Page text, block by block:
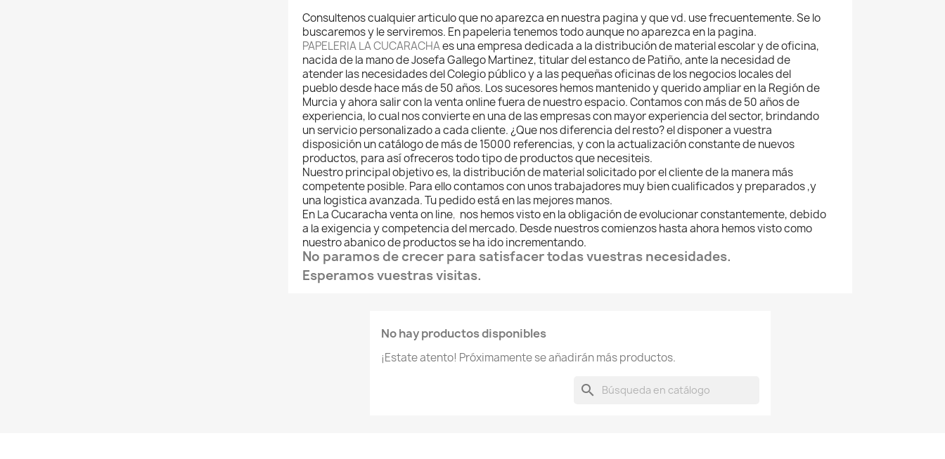
Consultenos cualquier articulo que no aparezca en nuestra pagina y que vd. use frecuentemente. Se lo
buscaremos y le serviremos. En papeleria tenemos todo aunque no aparezca en la pagina.
PAPELERIA LA CUCARACHAes una empresa dedicada a la distribución de material escolar y de oficina,
nacida de la mano de Josefa Gallego Martinez, titular del estanco de Patiño, ante la necesidad de
atender las necesidades del Colegio público y a las pequeñas oficinas de los negocios locales del
pueblo desde hace más de 50 años. Los sucesores hemos mantenido y querido ampliar en la Región de
Murcia y ahora salir con la venta online fuera de nuestro espacio. Contamos con más de 50 años de
experiencia, lo cual nos convierte en una de las empresas con mayor experiencia del sector, brindando
un servicio personalizado a cada cliente. ¿Que nos diferencia del resto? el disponer a vuestra
disposición un catálogo de más de 15000 referencias, y con la actualización constante de nuevos
productos, para así ofreceros todo tipo de productos que necesiteis.
Nuestro principal objetivo es, la distribución de material solicitado por el cliente de la manera más
competente posible. Para ello contamos con unos trabajadores muy bien cualificados y preparados ,y
una logistica avanzada. Tu pedido está en las mejores manos.
En La Cucaracha venta on line, nos hemos visto en la obligación de evolucionar constantemente, debido
a la exigencia y competencia del mercado. Desde nuestros comienzos hasta ahora hemos visto como
nuestro abanico de productos se ha ido incrementando.
No paramos de crecer para satisfacer todas vuestras necesidades.
Esperamos vuestras visitas.
No hay productos disponibles
¡Estate atento! Próximamente se añadirán más productos.
search